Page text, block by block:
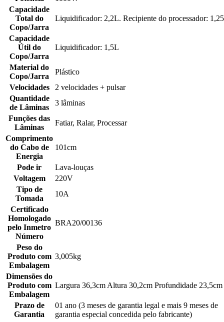
Capacidade
Total do
Copo/Jarra
Liquidificador: 2,2L. Recipiente do processador:
Capacidade
Útil do
Copo/Jarra
Liquidificador: 1,5L
Material do
Copo/Jarra
Plástico
Velocidades
2 velocidades + pulsar
Quantidade
de Lâminas
3 lâminas
Funções das
Lâminas
Fatiar, Ralar, Processar
Comprimento
do Cabo de
Energia
101cm
Pode ir
Lava-louças
Voltagem
220V
Tipo de
Tomada
10A
Certificado
Homologado
pelo Inmetro
Número
BRA20/00136
Peso do
Produto com
Embalagem
3,005kg
Dimensões do
Produto com
Embalagem
Largura 36,3cm Altura 30,2cm Profundidade 23,5cm
Prazo de
Garantia
01 ano (3 meses de garantia legal e mais 9 meses de
garantia especial concedida pelo fabricante)